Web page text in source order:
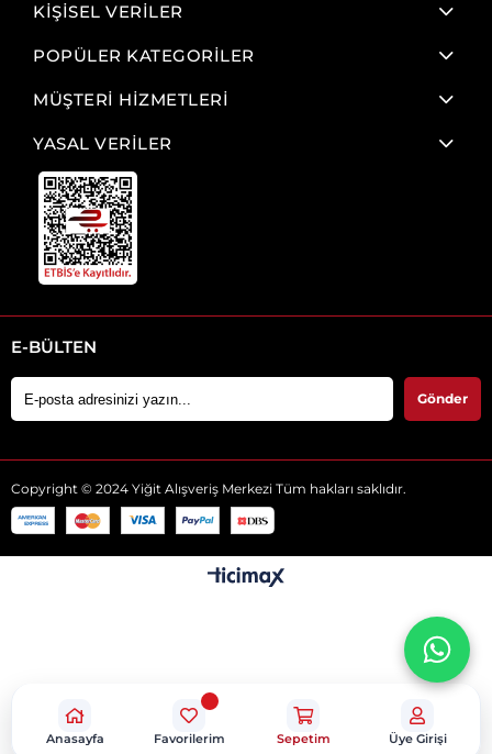
KİŞİSEL VERİLER
POPÜLER KATEGORİLER
MÜŞTERİ HİZMETLERİ
YASAL VERİLER
E-BÜLTEN
Gönder
Copyright © 2024 Yiğit Alışveriş Merkezi Tüm hakları saklıdır.
Anasayfa Favorilerim Sepetim Üye Girişi